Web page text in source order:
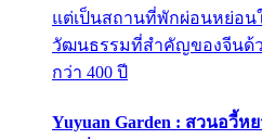
แต่เป็นสถานที่พักผ่อนหย่อน
วัฒนธรรมที่สำคัญของจีนด้
กว่า 400 ปี
Yuyuan Garden : สวนอวี้